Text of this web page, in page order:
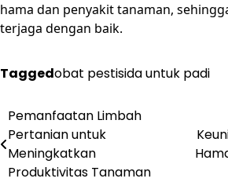
hama dan penyakit tanaman,
terjaga dengan baik.
Taggedobat pestisida untuk padi
Post
navigation
Pemanfaatan Limbah
Pertanian untuk
Meningkatkan
Produktivitas Tanaman